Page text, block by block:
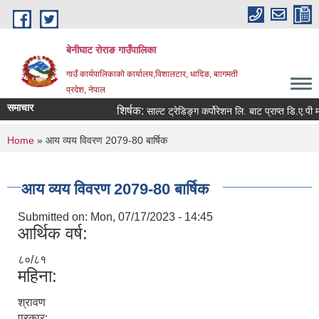
Skip to main content
बेनीघाट रोराङ गाउँपालिका
गाउँ कार्यपालिकाको कार्यालय,विशालटार, धादिङ, बाागमती
प्रदेश, नेपाल
समाचार शिर्षक:साल्ट ट्रेडिङ्ग कर्पोरेशन लि. बाट प्राप्त डि.ए.पी
You are here
Home » आय व्यय विवरण 2079-80 बार्षिक
आय व्यय विवरण 2079-80 बार्षिक
Submitted on: Mon, 07/17/2023 - 14:45
आर्थिक वर्ष:
८०/८१
महिना:
श्रावण